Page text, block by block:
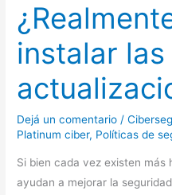
instalar las
Dejá un comentario /
Platinum ciber, Políticas de
Si bien cada vez existen
ayudan a mejorar la
instalar
las
actualizaciones?